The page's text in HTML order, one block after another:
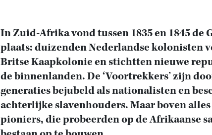
In Zuid-Afrika vond tussen 1835 en 1845 de
plaats: duizenden Nederlandse kolonisten
Britse Kaapkolonie en stichtten nieuwe
de binnenlanden. De ‘Voortrekkers’ zijn
generaties bejubeld als nationalisten en
achterlijke slavenhouders. Maar boven
pioniers, die probeerden op de Afrikaanse